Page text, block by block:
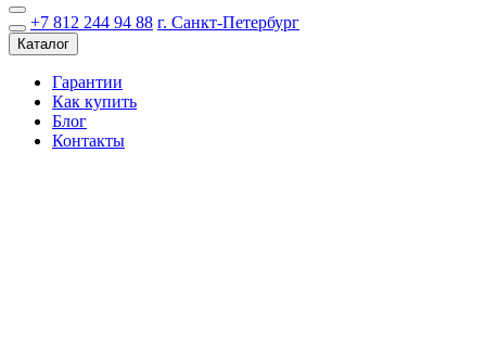
+7 812 244 94 88 г. Санкт-Петербург
Каталог
Гарантии
Как купить
Блог
Контакты